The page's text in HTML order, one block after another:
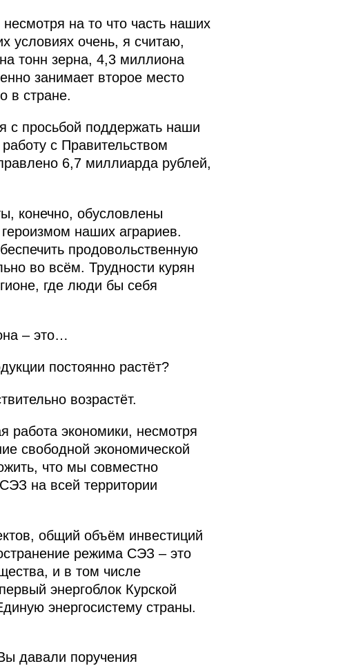
на то что часть наших
условиях очень, я считаю,
тонн зерна, 4,3 миллиона
занимает второе место
в стране.
с просьбой поддержать наши
с Правительством
6,7 миллиарда рублей,
конечно, обусловлены
наших аграриев.
продовольственную
во всём. Трудности курян
где люди бы себя
– это…
постоянно растёт?
возрастёт.
работа экономики, несмотря
свободной экономической
что мы совместно
на всей территории
общий объём инвестиций
режима СЭЗ – это
и в том числе
энергоблок Курской
энергосистему страны.
давали поручения